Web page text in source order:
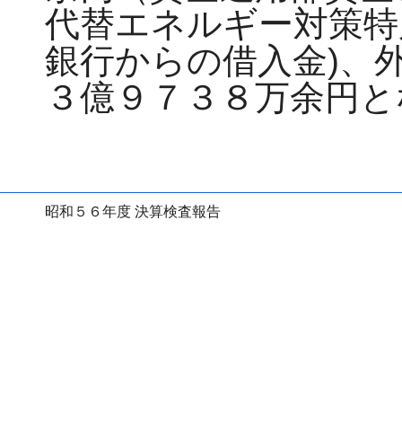
代替エネルギー対策
銀行からの借入金)、
３億９７３８万余円
昭和５６年度 決算検査報告